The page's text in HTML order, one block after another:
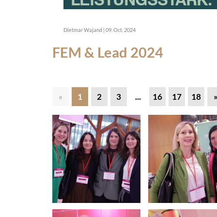
Dietmar Wajand 09. Oct. 2024
FEM & Lead 2024
« 1 2 3 ... 16 17 18 »